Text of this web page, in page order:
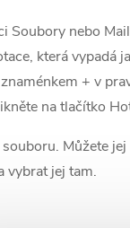
Soubory nebo
která vypadá
+ v
na tlačítko
Můžete
vybrat jej tam.